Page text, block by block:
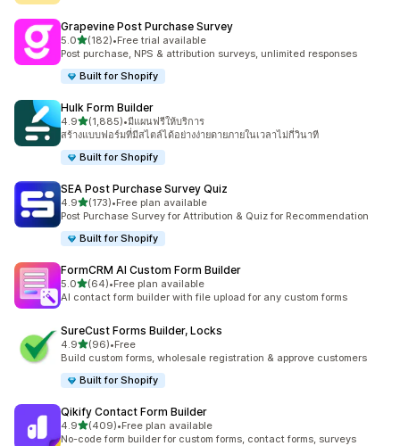
Grapevine Post Purchase Survey
5.0เต็ม 5 ดาว
(182)
ทั้งหมด 182 รีวิว
•Free trial available
Post purchase, NPS & attribution surveys, unlimited responses
Built for Shopify
Hulk Form Builder
4.9เต็ม 5 ดาว
(1,885)
ทั้งหมด 1885 รีวิว
•มีแผนฟรีให้บริการ
สร้างแบบฟอร์มที่มีสไตล์ได้อย่างง่ายดายภายในเวลาไม่กี่วินาที
Built for Shopify
SEA Post Purchase Survey Quiz
4.9เต็ม 5 ดาว
(173)
ทั้งหมด 173 รีวิว
•Free plan available
Post Purchase Survey for Attribution & Quiz for Recommendation
Built for Shopify
FormCRM AI Custom Form Builder
5.0เต็ม 5 ดาว
(64)
ทั้งหมด 64 รีวิว
•Free plan available
AI contact form builder with file upload for any custom forms
SureCust Forms Builder, Locks
4.9เต็ม 5 ดาว
(96)
ทั้งหมด 96 รีวิว
•Free
Build custom forms, wholesale registration & approve customers
Built for Shopify
Qikify Contact Form Builder
4.9เต็ม 5 ดาว
(409)
ทั้งหมด 409 รีวิว
•Free plan available
No-code form builder for custom forms, contact forms, surveys